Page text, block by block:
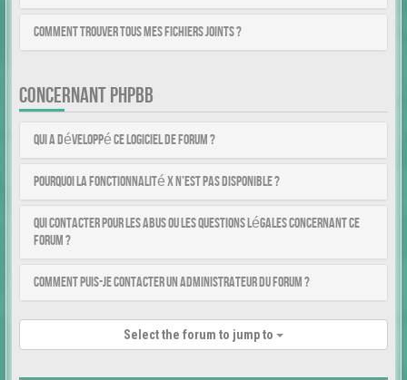
Comment trouver tous mes fichiers joints ?
CONCERNANT PHPBB
Qui a développé ce logiciel de forum ?
Pourquoi la fonctionnalité X n’est pas disponible ?
Qui contacter pour les abus ou les questions légales concernant ce
forum ?
Comment puis-je contacter un administrateur du forum ?
Select the forum to jump to